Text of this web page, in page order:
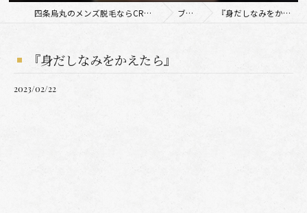
四条烏丸のメンズ脱毛ならCROWN JEWELS ブログ 『身だしなみをかえたら』
『身だしなみをかえたら』
2023/02/22